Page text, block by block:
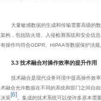
大量敏感数据的生成和传输需要高级的
架构，包括防火墙、入侵检测系统和安全信
有操作均符合GDPR、HIPAA等数据保护法规
3.3 技术融合对操作效率的提升作用
技术融合是现代业务环境中提高操作效
术融合允许数据在不同的系统和部门之间自
决策
[6]
。集成的技术系统可以使许多原本